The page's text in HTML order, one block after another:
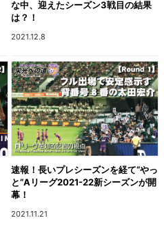
な中、迎えたシーズン3戦目の結果
は？！
2021.12.8
速報！長いプレシーズンを経て“やっ
と”Aリーグ2021-22新シーズンが開
幕！
2021.11.21